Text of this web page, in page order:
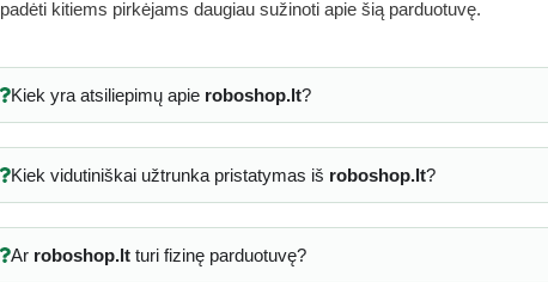
padėti kitiems pirkėjams daugiau sužinoti apie šią parduotuvę.
Kiek yra atsiliepimų apie roboshop.lt?
Kiek vidutiniškai užtrunka pristatymas iš roboshop.lt?
Ar roboshop.ltturi fizinę parduotuvę?